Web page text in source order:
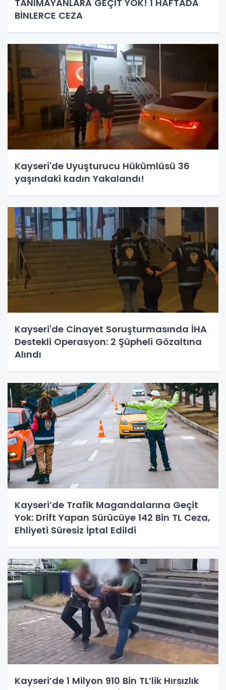
TANIMAYANLARA GEÇİT YOK! 1 HAFTADA
BİNLERCE CEZA
Kayseri'de Uyuşturucu Hükümlüsü 36
yaşındaki kadın Yakalandı!
Kayseri'de Cinayet Soruşturmasında İHA
Destekli Operasyon: 2 Şüpheli Gözaltına
Alındı
Kayseri’de Trafik Magandalarına Geçit
Yok: Drift Yapan Sürücüye 142 Bin TL Ceza,
Ehliyeti Süresiz İptal Edildi
Kayseri’de 1 Milyon 910 Bin TL’lik Hırsızlık